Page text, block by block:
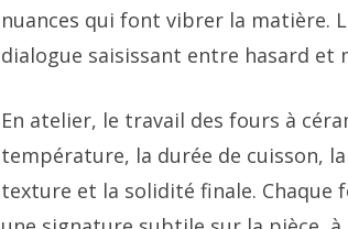
nuances qui font vibrer la matière.
dialogue saisissant entre hasard
En atelier, le travail des fours à
température, la durée de cuisson,
texture et la solidité finale.